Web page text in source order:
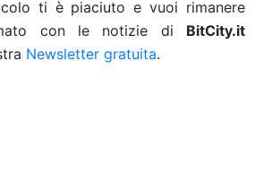
ti è piaciuto e vuoi rimanere
con le notizie di BitCity.it
Newsletter gratuita.